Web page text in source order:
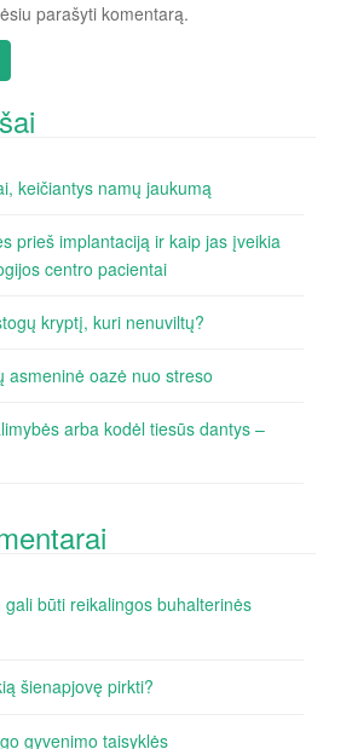
parašyti komentarą.
keičiantys namų jaukumą
prieš implantaciją ir kaip jas įveikia
centro pacientai
kryptį, kuri nenuviltų?
asmeninė oazė nuo streso
arba kodėl tiesūs dantys –
gali būti reikalingos buhalterinės
šienapjovę pirkti?
gyvenimo taisyklės